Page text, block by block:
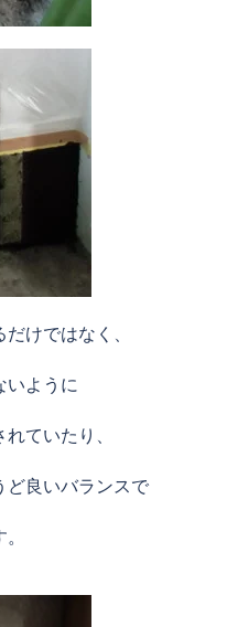
けではなく、
いように
ていたり、
ど良いバランスで